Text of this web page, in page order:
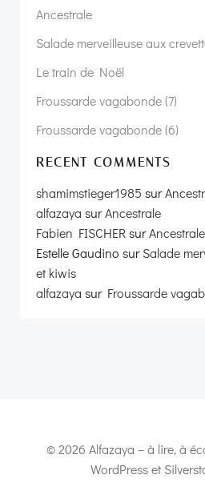
Ancestrale
Salade merveilleuse aux
Le train de Noël
Froussarde vagabonde (7)
Froussarde vagabonde (6)
RECENT COMMENTS
shamimstieger1985 sur
alfazaya surAncestrale
Fabien FISCHERsurAncestrale
Estelle Gaudino surSalade
et kiwis
alfazaya sur Froussarde
© 2026 Alfazaya – à lire, à
WordPress et